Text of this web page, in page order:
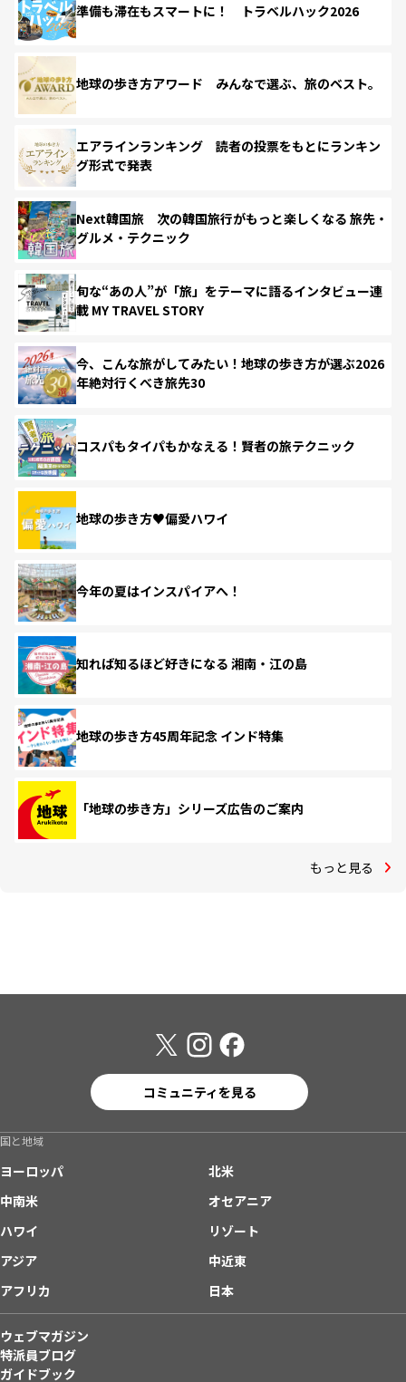
準備も滞在もスマートに！ トラベルハック2026
地球の歩き方アワード みんなで選ぶ、旅のベスト。
エアラインランキング 読者の投票をもとにランキン
グ形式で発表
Next韓国旅 次の韓国旅行がもっと楽しくなる 旅先・
グルメ・テクニック
旬な“あの人”が「旅」をテーマに語るインタビュー連
載 MY TRAVEL STORY
今、こんな旅がしてみたい！地球の歩き方が選ぶ2026
年絶対行くべき旅先30
コスパもタイパもかなえる！賢者の旅テクニック
地球の歩き方♥偏愛ハワイ
今年の夏はインスパイアへ！
知れば知るほど好きになる 湘南・江の島
地球の歩き方45周年記念 インド特集
「地球の歩き方」シリーズ広告のご案内
もっと見る
コミュニティを見る
国と地域
ヨーロッパ
北米
中南米
オセアニア
ハワイ
リゾート
アジア
中近東
アフリカ
日本
ウェブマガジン
特派員ブログ
ガイドブック